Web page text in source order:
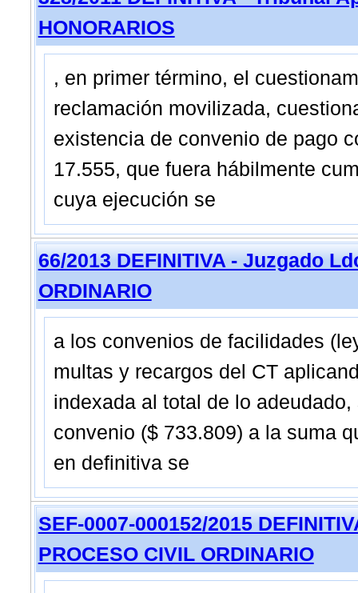
HONORARIOS
, en primer término, el
reclamación movilizada,
existencia de convenio de pago
17.555, que fuera hábilmente
cuya ejecución se
66/2013 DEFINITIVA - Juzgado
ORDINARIO
a los convenios de facilidades
multas y recargos del CT
indexada al total de lo
convenio ($ 733.809) a la suma
en definitiva se
SEF-0007-000152/2015
PROCESO CIVIL ORDINARIO